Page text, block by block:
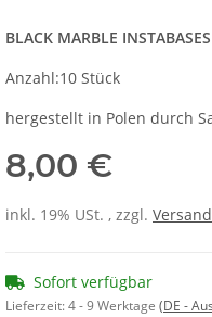
BLACK MARBLE
Anzahl:10 Stück
hergestellt in Polen durch
8,00 €
inkl. 19% USt. , zzgl. Versand
Sofort verfügbar
Lieferzeit:4 - 9 Werktage (DE -